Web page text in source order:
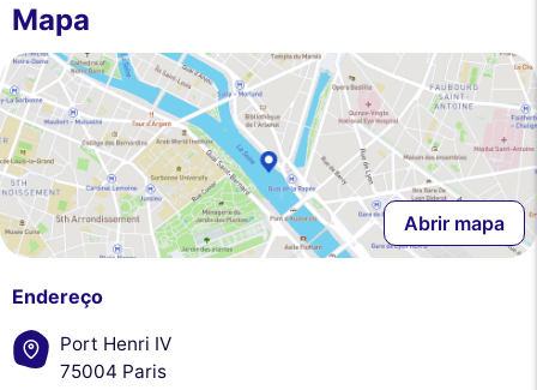
Mapa
Abrir mapa
Endereço
Port Henri IV
75004 Paris